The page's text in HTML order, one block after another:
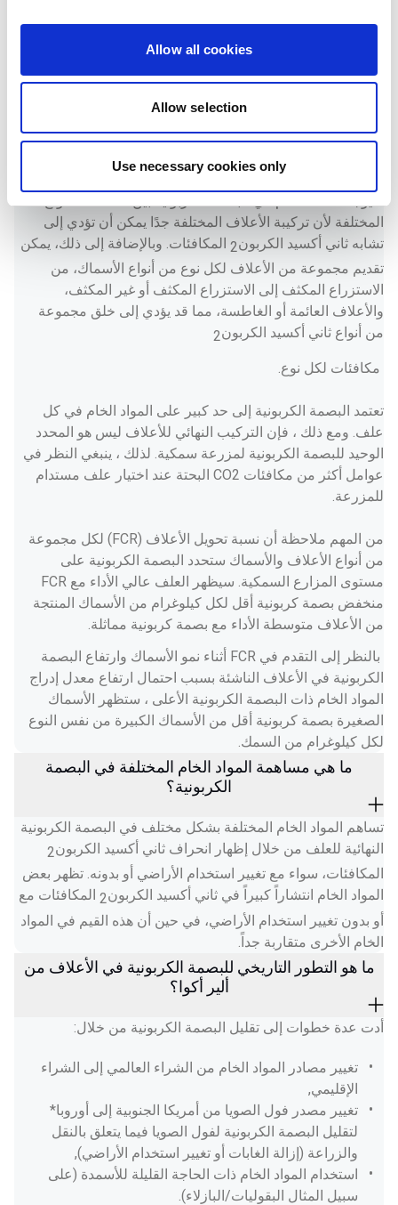
Allow all cookies
Allow selection
Use necessary cookies only
بالبصمة الكربونية؟
ما الفرق في البصمة الكربونية لمختلف الأعلاف وأنواع
الأسماك المختلفة؟
المختلفة لأن تركيبة الأعلاف المختلفة جدًا يمكن أن تؤدي إلى
تشابه ثاني أكسيد الكربون2 المكافئات. وبالإضافة إلى ذلك، يمكن
تقديم مجموعة من الأعلاف لكل نوع من أنواع الأسماك، من
الاستزراع المكثف إلى الاستزراع المكثف أو غير المكثف،
والأعلاف العائمة أو الغاطسة، مما قد يؤدي إلى خلق مجموعة
من أنواع ثاني أكسيد الكربون2
مكافئات لكل نوع.
تعتمد البصمة الكربونية إلى حد كبير على المواد الخام في كل
علف. ومع ذلك ، فإن التركيب النهائي للأعلاف ليس هو المحدد
الوحيد للبصمة الكربونية لمزرعة سمكية. لذلك ، ينبغي النظر في
عوامل أكثر من مكافئات CO2 البحتة عند اختيار علف مستدام
للمزرعة.
من المهم ملاحظة أن نسبة تحويل الأعلاف (FCR) لكل مجموعة
من أنواع الأعلاف والأسماك ستحدد البصمة الكربونية على
منخفض بصمة كربونية أقل لكل كيلوغرام من الأسماك المنتجة
من الأعلاف متوسطة الأداء مع بصمة كربونية مماثلة.
بالنظر إلى التقدم في FCR أثناء نمو الأسماك وارتفاع البصمة
الكربونية في الأعلاف الناشئة بسبب احتمال ارتفاع معدل إدراج
المواد الخام ذات البصمة الكربونية الأعلى ، ستظهر الأسماك
الصغيرة بصمة كربونية أقل من الأسماك الكبيرة من نفس النوع
لكل كيلوغرام من السمك.
ما هي مساهمة المواد الخام المختلفة في البصمة
الكربونية؟
تساهم المواد الخام المختلفة بشكل مختلف في البصمة الكربونية
النهائية للعلف من خلال إظهار انحراف ثاني أكسيد الكربون2
المكافئات، سواء مع تغيير استخدام الأراضي أو بدونه. تظهر بعض
المواد الخام انتشاراً كبيراً في ثاني أكسيد الكربون2 المكافئات مع
أو بدون تغيير استخدام الأراضي، في حين أن هذه القيم في المواد
الخام الأخرى متقاربة جداً.
ما هو التطور التاريخي للبصمة الكربونية في الأعلاف من
ألير أكوا؟
أدت عدة خطوات إلى تقليل البصمة الكربونية من خلال:
تغيير مصادر المواد الخام من الشراء العالمي إلى الشراء
الإقليمي,
تغيير مصدر فول الصويا من أمريكا الجنوبية إلى أوروبا*
لتقليل البصمة الكربونية لفول الصويا فيما يتعلق بالنقل
والزراعة (إزالة الغابات أو تغيير استخدام الأراضي),
استخدام المواد الخام ذات الحاجة القليلة للأسمدة (على
سبيل المثال البقوليات/البازلاء).